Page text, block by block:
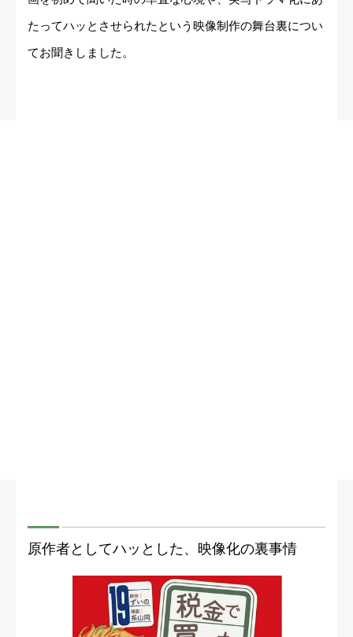
たってハッとさせられたという映像制作の舞台裏につい
てお聞きしました。
原作者としてハッとした、映像化の裏事情